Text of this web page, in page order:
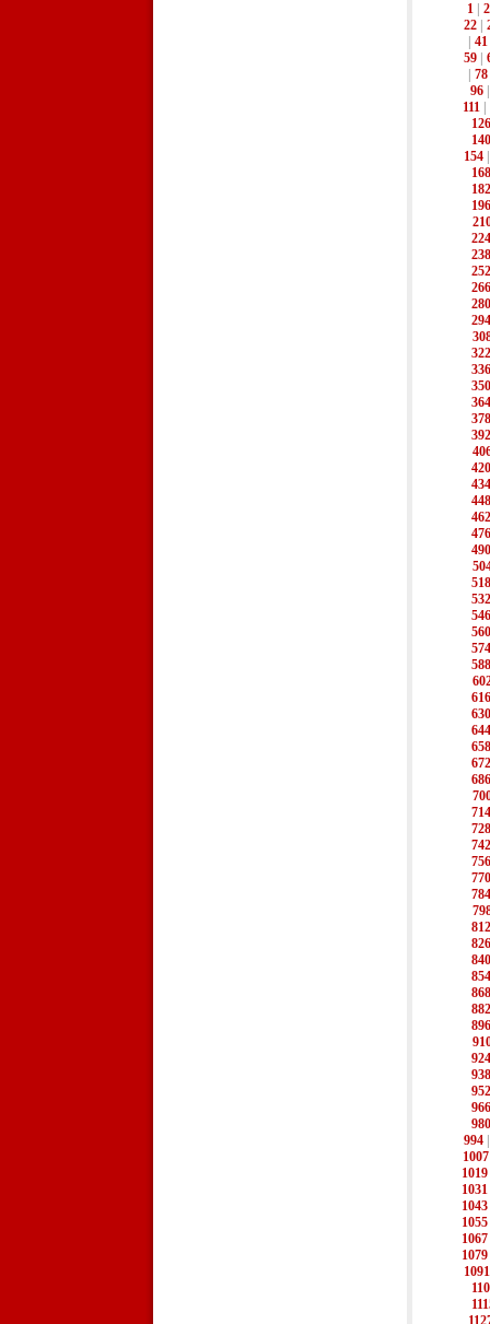
1
2
22|
41
59|
78
96
111|
126
140
154
168
182
196
224
238
252
266
280
294
322
336
350
364
378
392
420
434
448
462
476
490
518
532
546
560
574
588
616
630
644
658
672
686
714
728
742
756
770
784
812
826
840
854
868
882
896
924
938
952
966
980
994
1007
1019
1031
1043
1055
1067
1079
1091